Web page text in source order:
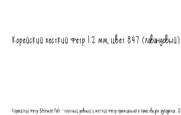
Корейский жесткий фетр 1.2 мм, цвет 847 (лавандовый)
Корейский фетр Shinwon Felt - плотный, ровный и мягкий фетр премиального качества для рукоделия.